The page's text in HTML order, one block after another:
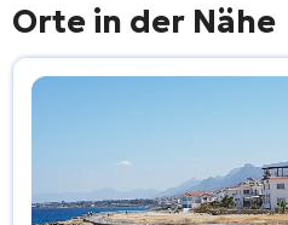
Orte in der Nähe